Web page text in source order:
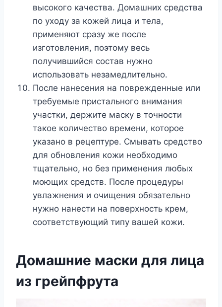
высокого качества. Домашних средства
по уходу за кожей лица и тела,
применяют сразу же после
изготовления, поэтому весь
получившийся состав нужно
использовать незамедлительно.
После нанесения на поврежденные или
требуемые пристального внимания
участки, держите маску в точности
такое количество времени, которое
указано в рецептуре. Смывать средство
для обновления кожи необходимо
тщательно, но без применения любых
моющих средств. После процедуры
увлажнения и очищения обязательно
нужно нанести на поверхность крем,
соответствующий типу вашей кожи.
Домашние маски для лица
из грейпфрута